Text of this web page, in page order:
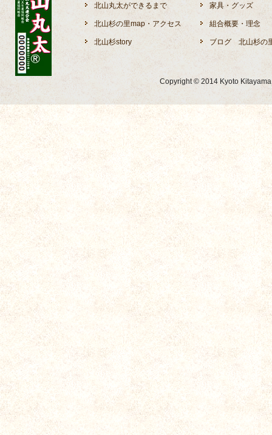
北山丸太ができるまで
北山杉の里map・アクセス
北山杉story
家具・グッズ
組合概要・理念
ブログ 北山杉の
Copyright © 2014 Kyoto